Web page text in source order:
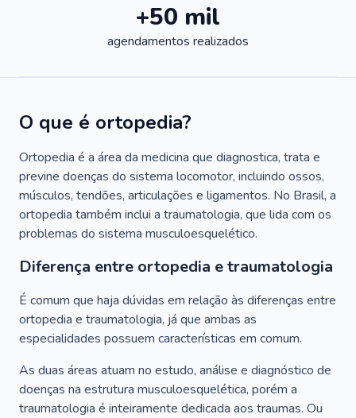
+50 mil
agendamentos realizados
O que é ortopedia?
Ortopedia é a área da medicina que diagnostica, trata e
previne doenças do sistema locomotor, incluindo ossos,
músculos, tendões, articulações e ligamentos. No Brasil, a
ortopedia também inclui a traumatologia, que lida com os
problemas do sistema musculoesquelético.
Diferença entre ortopedia e traumatologia
É comum que haja dúvidas em relação às diferenças entre
ortopedia e traumatologia, já que ambas as
especialidades possuem características em comum.
As duas áreas atuam no estudo, análise e diagnóstico de
doenças na estrutura musculoesquelética, porém a
traumatologia é inteiramente dedicada aos traumas. Ou